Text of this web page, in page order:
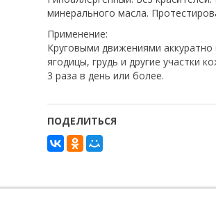
минерального масла.
Применение:
Круговыми движениями
ягодицы, грудь и другие участки
3 раза в день или более.
ПОДЕЛИТЬСЯ